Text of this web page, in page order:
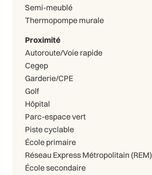
Semi-meublé
Thermopompe murale
Proximité
Autoroute/Voie rapide
Cegep
Garderie/CPE
Golf
Hôpital
Parc-espace vert
Piste cyclable
École primaire
Réseau Express Métropolitain (REM)
École secondaire